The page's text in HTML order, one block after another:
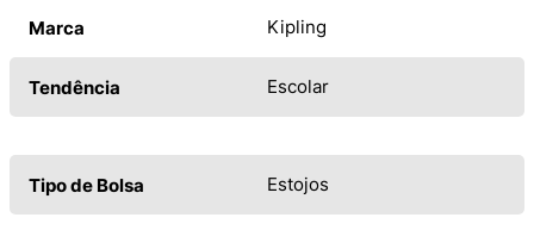
Marca Kipling
Tendência Escolar
Tipo de Bolsa Estojos